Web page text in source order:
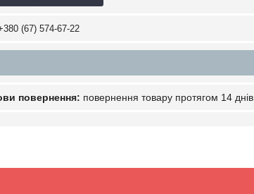
(67) 574-67-22
повернення товару протягом 14 днів